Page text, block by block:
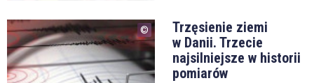
Trzęsienie ziemi
w Danii. Trzecie
najsilniejsze w historii
pomiarów